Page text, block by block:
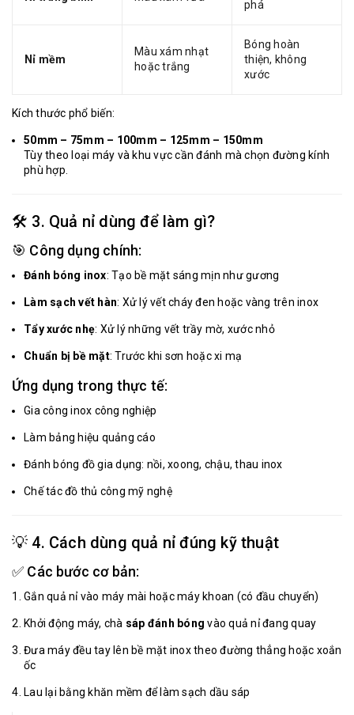
phá
Nỉ mềm
Màu xám nhạt
hoặc trắng
Bóng hoàn
thiện, không
xước
Kích thước phổ biến:
50mm – 75mm – 100mm – 125mm – 150mm
Tùy theo loại máy và khu vực cần đánh mà chọn đường kính
phù hợp.
🛠️ 3. Quả nỉ dùng để làm gì?
🎯 Công dụng chính:
Đánh bóng inox: Tạo bề mặt sáng mịn như gương
Làm sạch vết hàn: Xử lý vết cháy đen hoặc vàng trên inox
Tẩy xước nhẹ: Xử lý những vết trầy mờ, xước nhỏ
Chuẩn bị bề mặt: Trước khi sơn hoặc xi mạ
Ứng dụng trong thực tế:
Gia công inox công nghiệp
Làm bảng hiệu quảng cáo
Đánh bóng đồ gia dụng: nồi, xoong, chậu, thau inox
Chế tác đồ thủ công mỹ nghệ
💡 4. Cách dùng quả nỉ đúng kỹ thuật
✅ Các bước cơ bản:
Gắn quả nỉ vào máy mài hoặc máy khoan (có đầu chuyển)
Khởi động máy, chà sáp đánh bóng vào quả nỉ đang quay
Đưa máy đều tay lên bề mặt inox theo đường thẳng hoặc xoắn
ốc
Lau lại bằng khăn mềm để làm sạch dầu sáp